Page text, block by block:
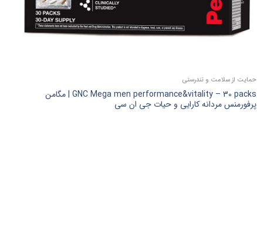
حمایت از سلامت و تندرستی
GNC Mega men performance&vitality – 30 packs | مگامن
پرفورمنس مردانه کارایی و حیات جی ان سی